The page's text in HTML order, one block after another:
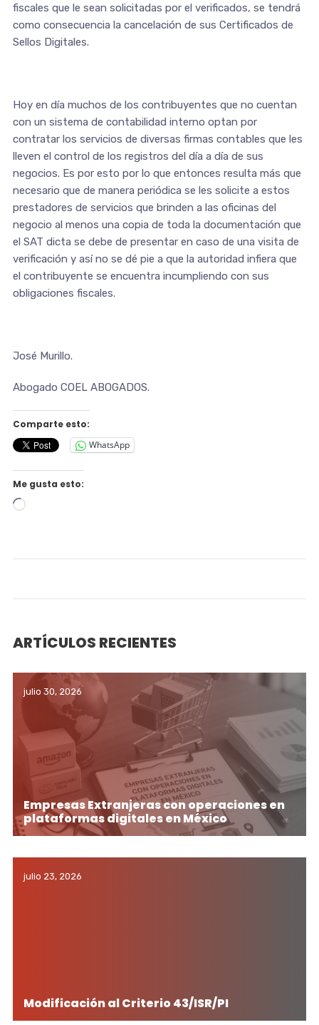
fiscales que le sean solicitadas por el verificados, se tendrá
como consecuencia la cancelación de sus Certificados de
Sellos Digitales.
Hoy en día muchos de los contribuyentes que no cuentan
con un sistema de contabilidad interno optan por
contratar los servicios de diversas firmas contables que les
lleven el control de los registros del día a día de sus
negocios. Es por esto por lo que entonces resulta más que
necesario que de manera periódica se les solicite a estos
prestadores de servicios que brinden a las oficinas del
negocio al menos una copia de toda la documentación que
el SAT dicta se debe de presentar en caso de una visita de
verificación y así no se dé pie a que la autoridad infiera que
el contribuyente se encuentra incumpliendo con sus
obligaciones fiscales.
José Murillo.
Abogado COEL ABOGADOS.
Comparte esto:
WhatsApp
Me gusta esto:
Cargando...
ARTÍCULOS RECIENTES
julio 30, 2026
Empresas Extranjeras con operaciones en
plataformas digitales en México
julio 23, 2026
Modificación al Criterio 43/ISR/PI